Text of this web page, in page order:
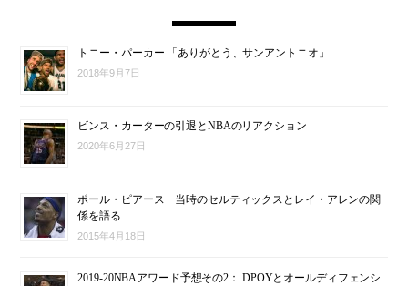
トニー・パーカー 「ありがとう、サンアントニオ」
2018年9月7日
ビンス・カーターの引退とNBAのリアクション
2020年6月27日
ポール・ピアース 当時のセルティックスとレイ・アレンの関
係を語る
2015年4月18日
2019-20NBAアワード予想その2： DPOYとオールディフェンシ